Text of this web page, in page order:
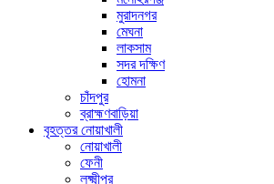
মুরাদনগর
মেঘনা
লাকসাম
সদর দক্ষিণ
হোমনা
চাঁদপুর
ব্রাহ্মণবাড়িয়া
বৃহত্তর নোয়াখালী
নোয়াখালী
ফেনী
লক্ষ্মীপুর